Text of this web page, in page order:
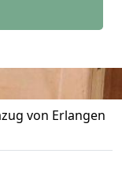
von Erlangen